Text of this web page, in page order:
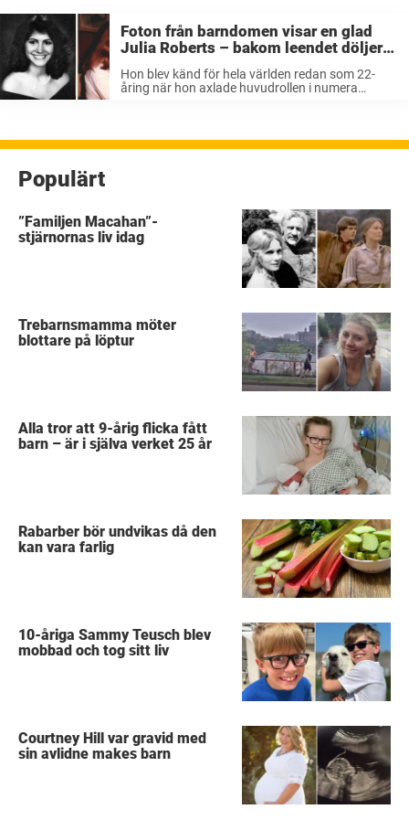
Foton från barndomen visar en glad
Julia Roberts – bakom leendet döljer
stjärnan en mörk sanning
Hon blev känd för hela världen redan som 22-
åring när hon axlade huvudrollen i numera
Populärt
”Familjen Macahan”-
stjärnornas liv idag
Trebarnsmamma möter
blottare på löptur
Alla tror att 9-årig flicka fått
barn – är i själva verket 25 år
Rabarber bör undvikas då den
kan vara farlig
10-åriga Sammy Teusch blev
mobbad och tog sitt liv
Courtney Hill var gravid med
sin avlidne makes barn